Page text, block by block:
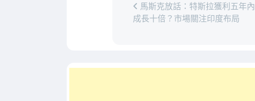
馬斯克放話：特斯拉獲利五年內
成長十倍？市場關注印度布局